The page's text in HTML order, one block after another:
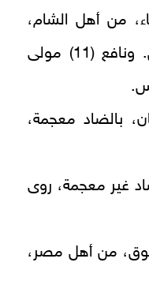
من أهل الشام،
روى عنه إسماعيل بن عياش. ونافع (11) مولى
بالضاد معجمة،
غير معجمة، روى
من أهل مصر،